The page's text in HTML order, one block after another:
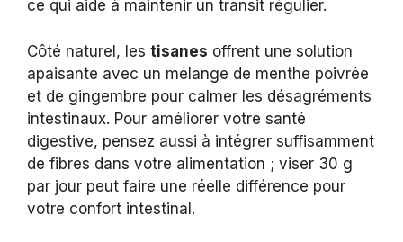
ce qui aide à maintenir un transit régulier.
Côté naturel, les tisanes offrent une solution
apaisante avec un mélange de menthe poivrée
et de gingembre pour calmer les désagréments
intestinaux. Pour améliorer votre santé
digestive, pensez aussi à intégrer suffisamment
de fibres dans votre alimentation ; viser 30 g
par jour peut faire une réelle différence pour
votre confort intestinal.